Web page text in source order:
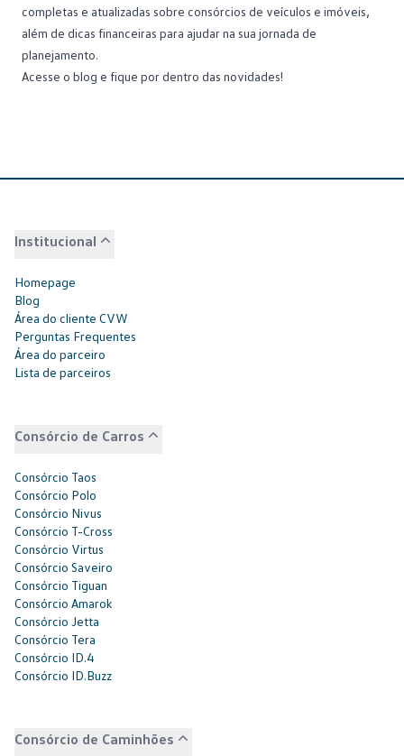
completas e atualizadas sobre consórcios de veículos e imóveis,
além de dicas financeiras para ajudar na sua jornada de
planejamento.
Acesse o blog e fique por dentro das novidades!
Institucional
Homepage
Blog
Área do cliente CVW
Perguntas Frequentes
Área do parceiro
Lista de parceiros
Consórcio de Carros
Consórcio Taos
Consórcio Polo
Consórcio Nivus
Consórcio T-Cross
Consórcio Virtus
Consórcio Saveiro
Consórcio Tiguan
Consórcio Amarok
Consórcio Jetta
Consórcio Tera
Consórcio ID.4
Consórcio ID.Buzz
Consórcio de Caminhões